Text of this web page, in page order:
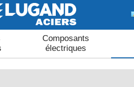
Composants
électriques